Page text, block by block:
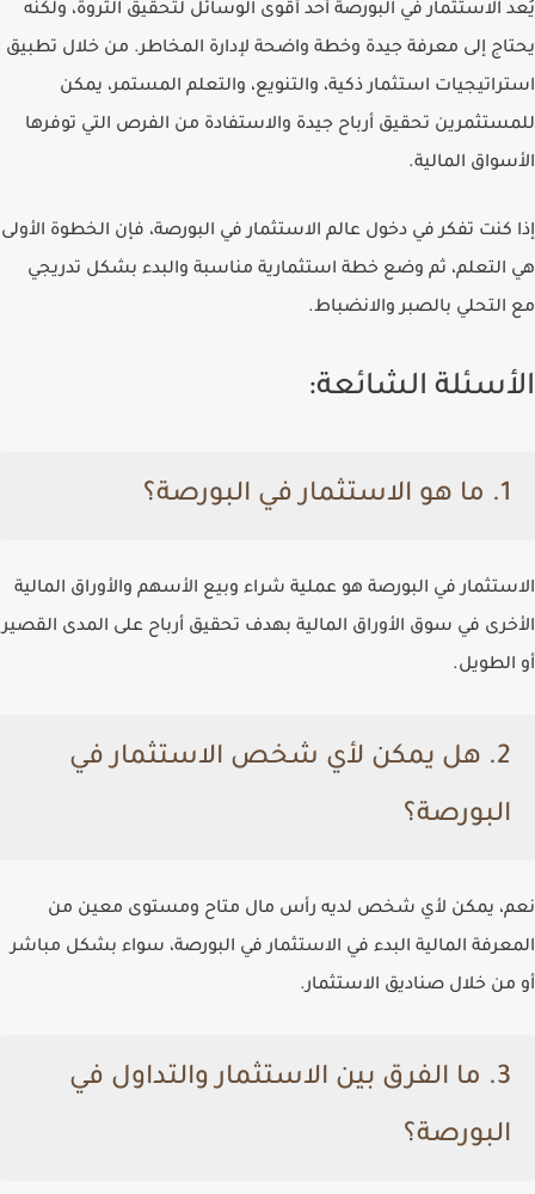
يُعد الاستثمار في البورصة أحد أقوى الوسائل لتحقيق الثروة، ولكنه
يحتاج إلى معرفة جيدة وخطة واضحة لإدارة المخاطر. من خلال تطبيق
استراتيجيات استثمار ذكية، والتنويع، والتعلم المستمر، يمكن
للمستثمرين تحقيق أرباح جيدة والاستفادة من الفرص التي توفرها
الأسواق المالية.
إذا كنت تفكر في دخول عالم الاستثمار في البورصة، فإن الخطوة الأولى
هي التعلم، ثم وضع خطة استثمارية مناسبة والبدء بشكل تدريجي
مع التحلي بالصبر والانضباط.
الأسئلة الشائعة:
1. ما هو الاستثمار في البورصة؟
الاستثمار في البورصة هو عملية شراء وبيع الأسهم والأوراق المالية
الأخرى في سوق الأوراق المالية بهدف تحقيق أرباح على المدى القصير
أو الطويل.
2. هل يمكن لأي شخص الاستثمار في
البورصة؟
نعم، يمكن لأي شخص لديه رأس مال متاح ومستوى معين من
المعرفة المالية البدء في الاستثمار في البورصة، سواء بشكل مباشر
أو من خلال صناديق الاستثمار.
3. ما الفرق بين الاستثمار والتداول في
البورصة؟